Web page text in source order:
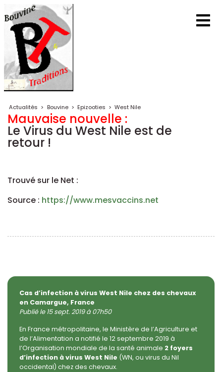
Actualités > Bouvine > Epizooties > West Nile
Mauvaise nouvelle :
Le Virus du West Nile est de
retour !
Trouvé sur le Net :
Source : https://www.mesvaccins.net
Cas d’infection à virus West Nile chez des chevaux
en Camargue, France
Publié le 15 sept. 2019 à 07h50
En France métropolitaine, le Ministère de l’Agriculture et
de l’Alimentation a notifié le 12 septembre 2019 à
l’Organisation mondiale de la santé animale 2 foyers
d’infection à virus West Nile (WN, ou virus du Nil
occidental) chez des chevaux.